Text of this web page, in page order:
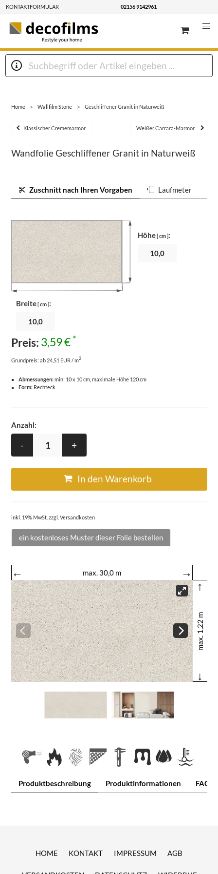
KONTAKTFORMULAR 02156 9142961
Home Wallfilm Stone Geschliffener Granit in Naturweiß
Klassischer Crememarmor Weißer Carrara-Marmor
Wandfolie Geschliffener Granit in Naturweiß
Zuschnitt nach Ihren Vorgaben Laufmeter
Breite[ cm ]:
Höhe[ cm ]:
Preis: 3,59 € *
Grundpreis: ab 24,51 EUR / m2
Abmessungen:min: 10 x 10 cm, maximale Höhe 120 cm
Form:Rechteck
Anzahl:
- +
In den Warenkorb
inkl. 19% MwSt. zzgl. Versandkosten
ein kostenloses Muster dieser Folie bestellen
← max. 30,0 m
→
↑
max. 1,22 m
↓
Produktbeschreibung Produktinformationen FAQ
HOME KONTAKT IMPRESSUM AGB